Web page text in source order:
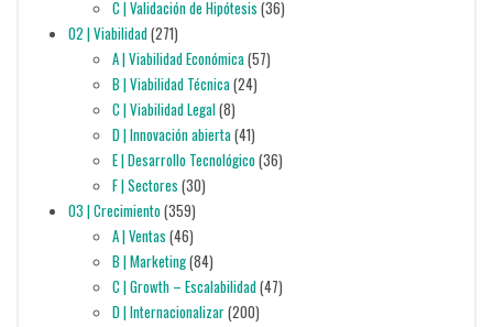
C | Validación de Hipótesis (36)
02 | Viabilidad(271)
A | Viabilidad Económica(57)
B | Viabilidad Técnica(24)
C | Viabilidad Legal(8)
D | Innovación abierta(41)
E | Desarrollo Tecnológico(36)
F | Sectores (30)
03 | Crecimiento(359)
A | Ventas (46)
B | Marketing(84)
C | Growth – Escalabilidad(47)
D | Internacionalizar(200)